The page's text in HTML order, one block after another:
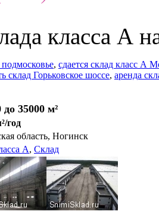
класса А
, сдается склад класс А
склад Горьковское шоссе, аренда
до 35000 м²
год
область, Ногинск
A, Склад